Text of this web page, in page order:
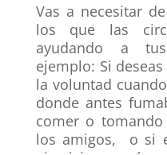
Vas a necesitar
los que las
ayudando a
ejemplo: Si
la voluntad
donde antes
comer o
los amigos, o si